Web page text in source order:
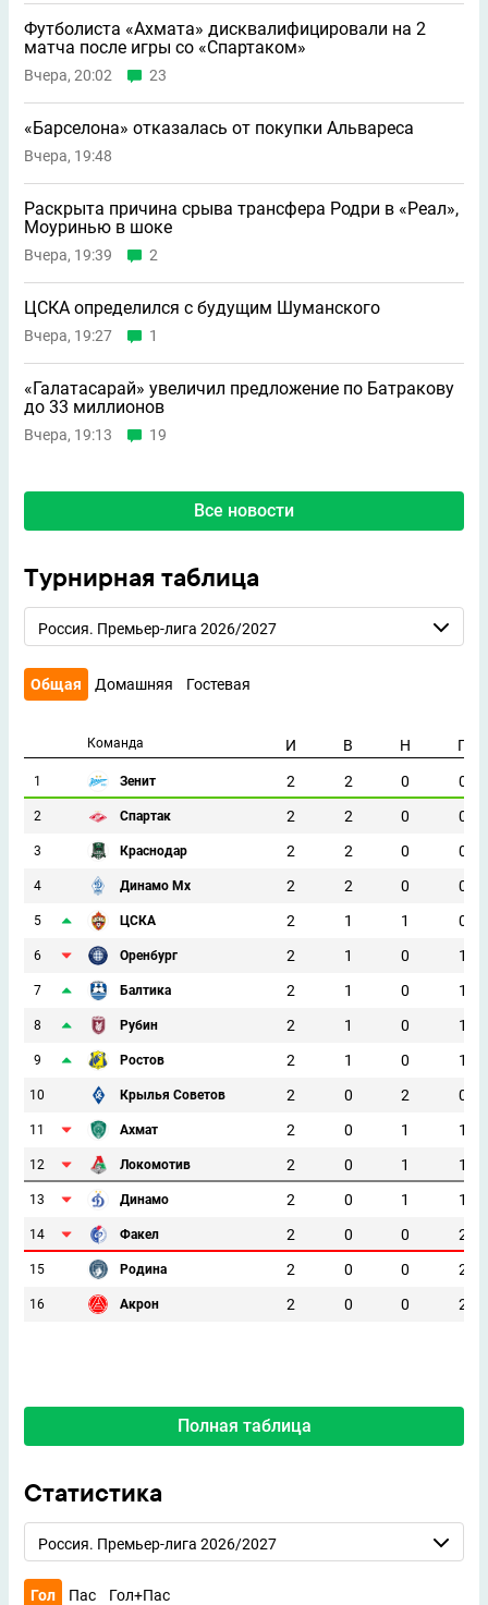
Футболиста «Ахмата» дисквалифицировали на 2
матча после игры со «Спартаком»
Вчера, 20:02 23
«Барселона» отказалась от покупки Альвареса
Вчера, 19:48
Раскрыта причина срыва трансфера Родри в «Реал»,
Моуринью в шоке
Вчера, 19:39 2
ЦСКА определился с будущим Шуманского
Вчера, 19:27 1
«Галатасарай» увеличил предложение по Батракову
до 33 миллионов
Вчера, 19:13 19
Все новости
Турнирная таблица
Россия. Премьер-лига 2026/2027
Общая Домашняя Гостевая
Команда
1 Зенит
2 Спартак
3 Краснодар
4 Динамо Мх
5 ЦСКА
6 Оренбург
7 Балтика
8 Рубин
9 Ростов
10 Крылья Советов
11 Ахмат
12 Локомотив
13 Динамо
14 Факел
15 Родина
16 Акрон
И В Н П
2 2 0
0
2
2 0
0
2
2 0
0
2
2 0
0
2
1 1
0
2
1 0
1
2
1 0
1
2
1 0
1
2
1 0
1
2
0 2
0
2
0 1
1
2
0 1
1
2
0 1
1
2
0 0
2
2
0 0
2
2
0 0 2
Полная таблица
Статистика
Россия. Премьер-лига 2026/2027
Гол Пас Гол+Пас